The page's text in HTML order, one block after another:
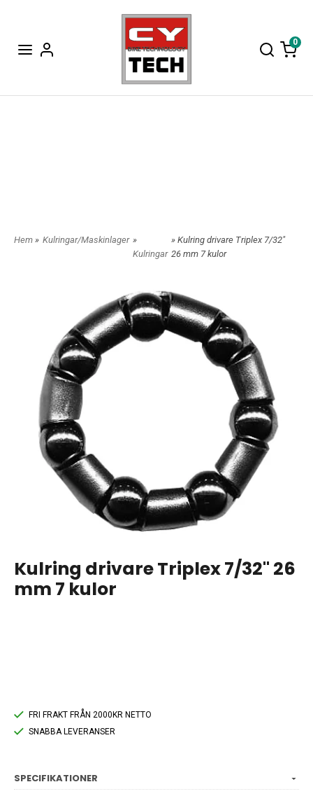
0
Hem » Kulringar/Maskinlager »
Kulringar
» Kulring drivare Triplex 7/32"
26 mm 7 kulor
Kulring drivare Triplex 7/32" 26
mm 7 kulor
FRI FRAKT FRÅN 2000KR NETTO
SNABBA LEVERANSER
SPECIFIKATIONER